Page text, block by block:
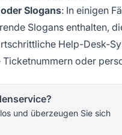
Slogans: In einigen
Slogans enthalten,
Help-Desk-
oder
und überzeugen Sie sich